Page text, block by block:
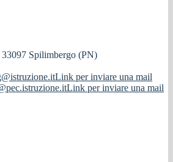
Spilimbergo (PN)
Link per inviare una mail
Link per inviare una mail